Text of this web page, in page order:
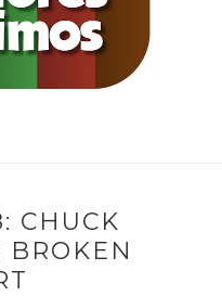
CHUCK
BROKEN